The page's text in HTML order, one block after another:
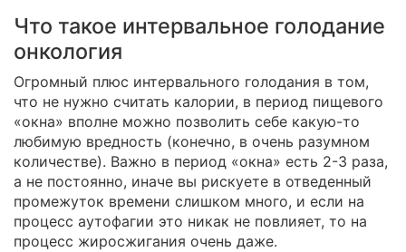
Что такое интервальное голодание
онкология
Огромный плюс интервального голодания в том,
что не нужно считать калории, в период пищевого
«окна» вполне можно позволить себе какую-то
любимую вредность (конечно, в очень разумном
количестве). Важно в период «окна» есть 2-3 раза,
а не постоянно, иначе вы рискуете в отведенный
промежуток времени слишком много, и если на
процесс аутофагии это никак не повлияет, то на
процесс жиросжигания очень даже.